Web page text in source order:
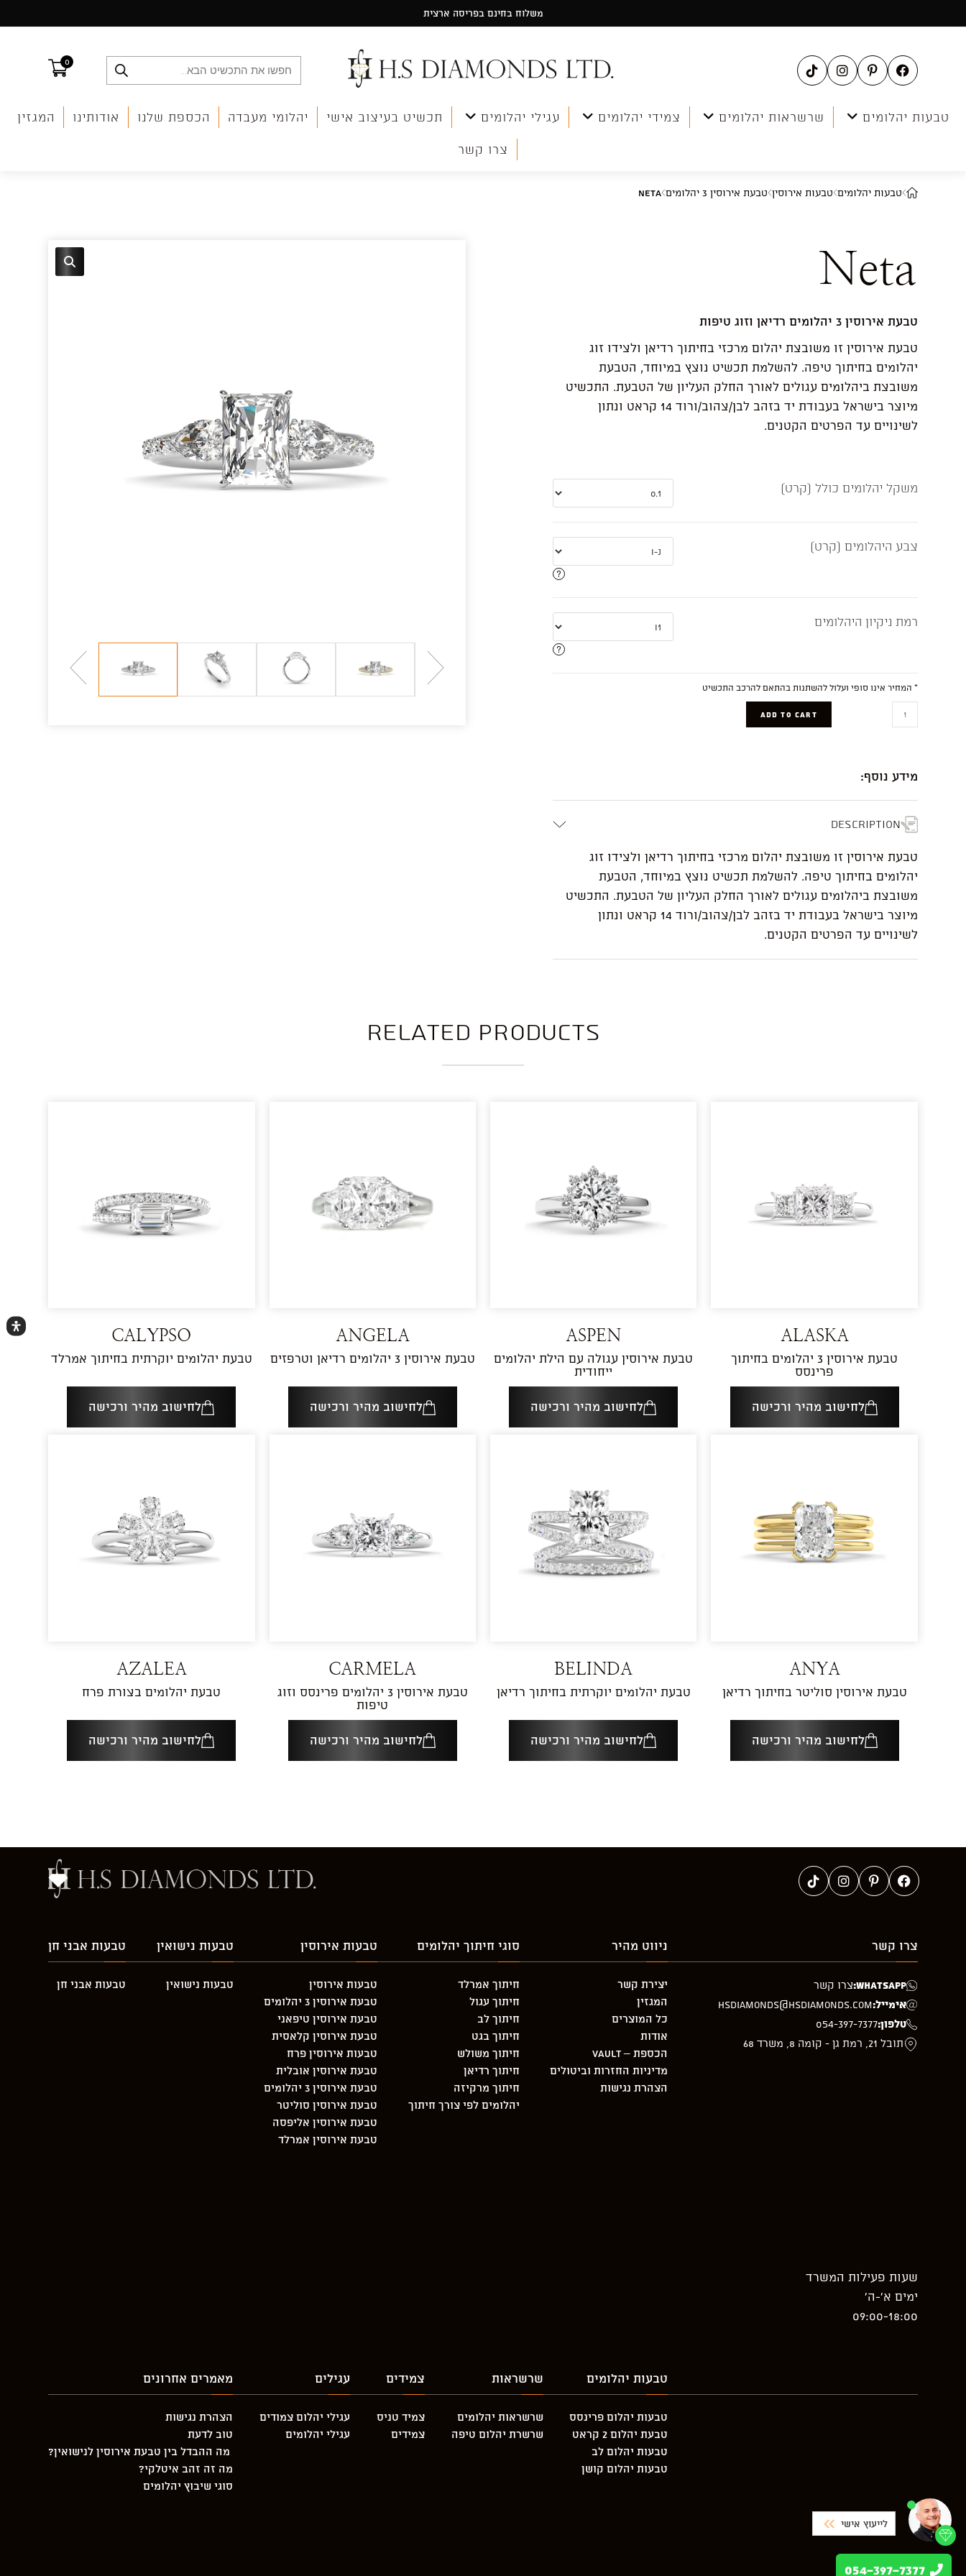
משלוח בחינם בפריסה ארצית
0
טבעות יהלומים שרשראות יהלומים צמידי יהלומים עגילי יהלומים תכשיט בעיצוב אישי יהלומי מעבדה הכספת שלנו אודותינו המגזין
צרו קשר
טבעות יהלומים טבעות אירוסין טבעת אירוסין 3 יהלומים Neta
Neta
טבעת אירוסין 3 יהלומים רדיאן וזוג טיפות
טבעת אירוסין זו משובצת יהלום מרכזי בחיתוך רדיאן ולצידו זוג
יהלומים בחיתוך טיפה. להשלמת תכשיט נוצץ במיוחד, הטבעת
משובצת ביהלומים עגולים לאורך החלק העליון של הטבעת. התכשיט
מיוצר בישראל בעבודת יד בזהב לבן/צהוב/ורוד 14 קראט ונתון
לשינויים עד הפרטים הקטנים.
משקל יהלומים כולל (קרט)
צבע היהלומים (קרט)
רמת ניקיון היהלומים
* המחיר אינו סופי ועלול להשתנות בהתאם להרכב התכשיט
ADD TO CART
מידע נוסף:
Description
טבעת אירוסין זו משובצת יהלום מרכזי בחיתוך רדיאן ולצידו זוג
יהלומים בחיתוך טיפה. להשלמת תכשיט נוצץ במיוחד, הטבעת
משובצת ביהלומים עגולים לאורך החלק העליון של הטבעת. התכשיט
מיוצר בישראל בעבודת יד בזהב לבן/צהוב/ורוד 14 קראט ונתון
לשינויים עד הפרטים הקטנים.
Related products
ALASKA
טבעת אירוסין 3 יהלומים בחיתוך
פרינסס
לחישוב מהיר ורכישה
ASPEN
טבעת אירוסין עגולה עם הילת יהלומים
ייחודית
לחישוב מהיר ורכישה
ANGELA
טבעת אירוסין 3 יהלומים רדיאן וטרפזים
לחישוב מהיר ורכישה
CALYPSO
טבעת יהלומים יוקרתית בחיתוך אמרלד
לחישוב מהיר ורכישה
ANYA
טבעת אירוסין סוליטר בחיתוך רדיאן
לחישוב מהיר ורכישה
BELINDA
טבעת יהלומים יוקרתית בחיתוך רדיאן
לחישוב מהיר ורכישה
CARMELA
טבעת אירוסין 3 יהלומים פרינסס וזוג
טיפות
לחישוב מהיר ורכישה
AZALEA
טבעת יהלומים בצורת פרח
לחישוב מהיר ורכישה
צרו קשר
WhatsApp: צרו קשר
אימייל:hsdiamonds@hsdiamonds.com
טלפון:054-397-7377
תובל 21, רמת גן - קומה 8, משרד 68
שעות פעילות המשרד
ימים א’-ה’
09:00-18:00
ניווט מהיר
יצירת קשר
המגזין
כל המוצרים
אודות
הכספת – Vault
מדיניות החזרות וביטולים
הצהרת נגישות
סוגי חיתוך יהלומים
חיתוך אמרלד
חיתוך עגול
חיתוך לב
חיתוך בגט
חיתוך משולש
חיתוך רדיאן
חיתוך מרקיזה
יהלומים לפי צורך חיתוך
טבעות אירוסין
טבעות אירוסין
טבעת אירוסין 3 יהלומים
טבעת אירוסין טיפאני
טבעת אירוסין קלאסית
טבעות אירוסין פרח
טבעת אירוסין אובלית
טבעת אירוסין 3 יהלומים
טבעת אירוסין סוליטר
טבעת אירוסין אליפסה
טבעת אירוסין אמרלד
טבעות נישואין
טבעות נישואין
טבעות אבני חן
טבעות אבני חן
טבעות יהלומים
טבעות יהלום פרינסס
טבעת יהלום 2 קראט
טבעות יהלום לב
טבעות יהלום קושן
שרשראות
שרשראות יהלומים
שרשרת יהלום טיפה
צמידים
צמיד טניס
צמידים
עגילים
עגילי יהלום צמודים
עגילי יהלומים
מאמרים אחרונים
הצהרת נגישות
טוב לדעת
מה ההבדל בין טבעת אירוסין לנישואין?
מה זה זהב איטלקי?
סוגי שיבוץ יהלומים
לייעוץ אישי
054-397-7377